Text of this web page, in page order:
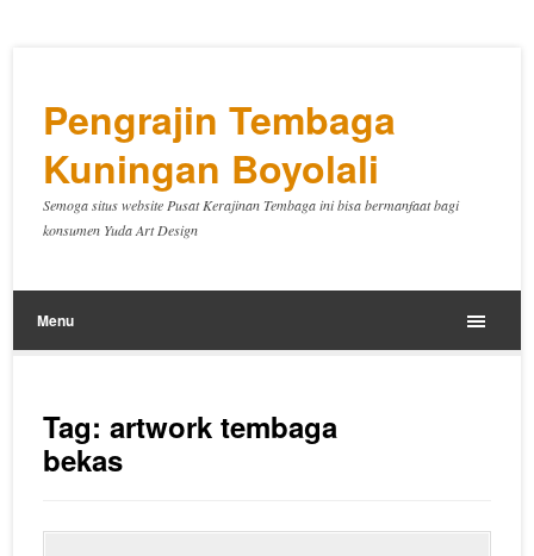
Pengrajin Tembaga
Kuningan Boyolali
Semoga situs website Pusat Kerajinan Tembaga ini bisa bermanfaat bagi
konsumen Yuda Art Design
Menu
Tag:artwork tembaga
bekas